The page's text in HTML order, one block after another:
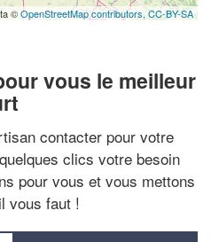
©OpenStreetMap contributors, CC-BY-SA
vous le meilleur
contacter pour votre
clics votre besoin
pour vous et vous mettons
vous faut !